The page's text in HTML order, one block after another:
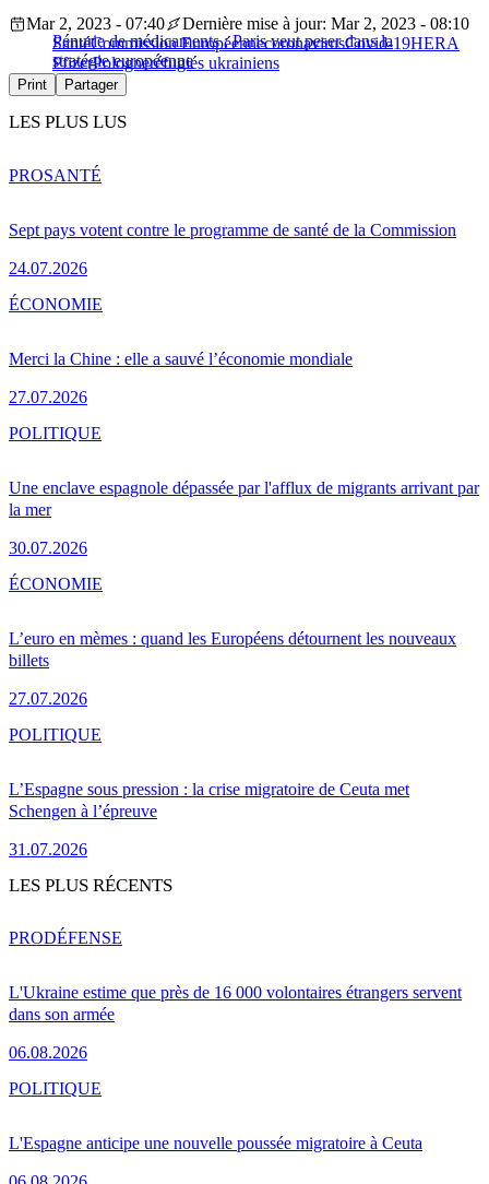
Pénurie de médicaments : Paris veut peser dans la
stratégie européenne
Mar 2, 2023 - 07:40
Dernière mise à jour: Mar 2, 2023 - 08:10
SantéCommission EuropéennecoronavirusCovid-19HERA
PfizerPologneréfugiés ukrainiens
Print Partager
LES PLUS LUS
Sept pays votent contre le programme de santé de la Commission
24.07.2026
PROSANTÉ
Merci la Chine : elle a sauvé l’économie mondiale
27.07.2026
ÉCONOMIE
Une enclave espagnole dépassée par l'afflux de migrants arrivant par
la mer
30.07.2026
POLITIQUE
L’euro en mèmes : quand les Européens détournent les nouveaux
billets
27.07.2026
ÉCONOMIE
L’Espagne sous pression : la crise migratoire de Ceuta met
Schengen à l’épreuve
31.07.2026
POLITIQUE
LES PLUS RÉCENTS
L'Ukraine estime que près de 16 000 volontaires étrangers servent
dans son armée
06.08.2026
PRODÉFENSE
L'Espagne anticipe une nouvelle poussée migratoire à Ceuta
POLITIQUE